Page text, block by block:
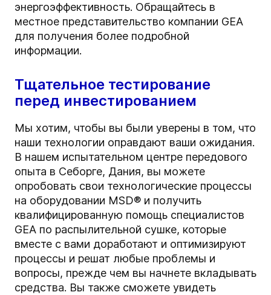
энергоэффективность. Обращайтесь в
местное представительство компании GEA
для получения более подробной
информации.
Тщательное тестирование
перед инвестированием
Мы хотим, чтобы вы были уверены в том, что
наши технологии оправдают ваши ожидания.
В нашем испытательном центре передового
опыта в Себорге, Дания, вы можете
опробовать свои технологические процессы
на оборудовании MSD® и получить
квалифицированную помощь специалистов
GEA по распылительной сушке, которые
вместе с вами доработают и оптимизируют
процессы и решат любые проблемы и
вопросы, прежде чем вы начнете вкладывать
средства. Вы также сможете увидеть